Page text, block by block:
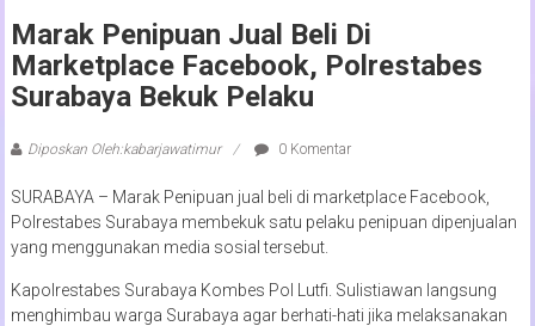
Marak Penipuan Jual Beli Di
Marketplace Facebook, Polrestabes
Surabaya Bekuk Pelaku
Diposkan Oleh:kabarjawatimur 0 Komentar
SURABAYA – Marak Penipuan jual beli di marketplace Facebook,
Polrestabes Surabaya membekuk satu pelaku penipuan dipenjualan
yang menggunakan media sosial tersebut.
Kapolrestabes Surabaya Kombes Pol Lutfi. Sulistiawan langsung
menghimbau warga Surabaya agar berhati-hati jika melaksanakan